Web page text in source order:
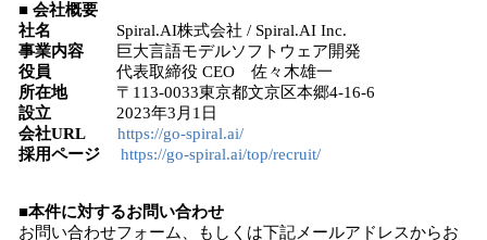
■ 会社概要
社名 Spiral.AI株式会社 / Spiral.AI Inc.
事業内容
巨大言語モデルソフトウェア開発
役員 代表取締役 CEO 佐々木雄一
所在地 〒113-0033東京都文京区本郷4-16-6
設立 2023年3月1日
会社URL https://go-spiral.ai/
採用ページ https://go-spiral.ai/top/recruit/
■本件に対するお問い合わせ
お問い合わせフォーム、もしくは下記メールアドレスからお